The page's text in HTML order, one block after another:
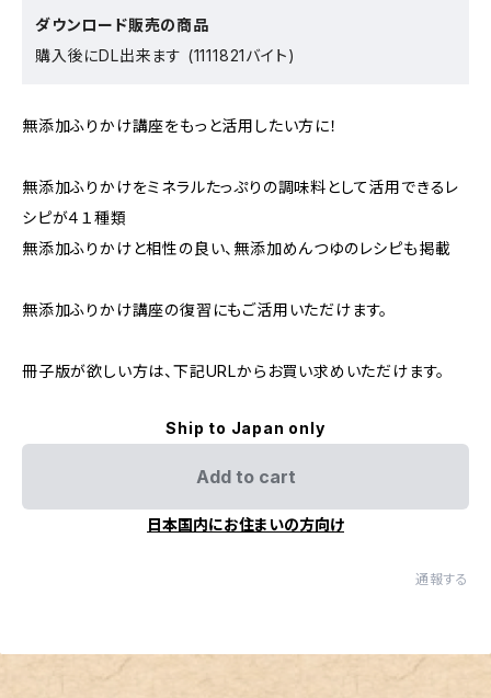
ダウンロード販売の商品
購入後にDL出来ます (1111821バイト)
無添加ふりかけ講座をもっと活用したい方に！
無添加ふりかけをミネラルたっぷりの調味料として活用できるレ
シピが４１種類
無添加ふりかけと相性の良い、無添加めんつゆのレシピも掲載
無添加ふりかけ講座の復習にもご活用いただけます。
冊子版が欲しい方は、下記URLからお買い求めいただけます。
Ship to Japan only
Add to cart
日本国内にお住まいの方向け
通報する